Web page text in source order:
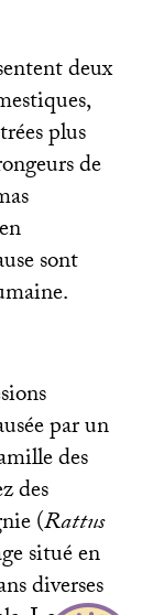
deux
plus
de
sont
par un
des
des
(Rattus
situé en
diverses